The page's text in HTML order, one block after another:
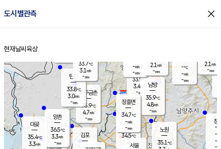
도시별관측 close
홈
현재날씨 육상
양주
33.9℃
3.4
-mm
경서동
파주금촌
35.9℃
4.7m/s
-mm
-℃
-m/s
-mm
대곶
35.4℃
3.3m/s
창
-
-m/
-
탄현
33.8℃
3.0m/s
-mm
2.1 m/s
-mm
김포
양촌
36.5℃
3.3m/s
-mm
은평
34.5℃
2.4 m/s
노원
35.1℃
남방
35.9℃
4.8m/s
-mm
장흥면
34.7℃
-m/s
-mm
-m/s
-mm
서울
33.7℃
3.1 m/s
-mm
2.1 m/s
-mm